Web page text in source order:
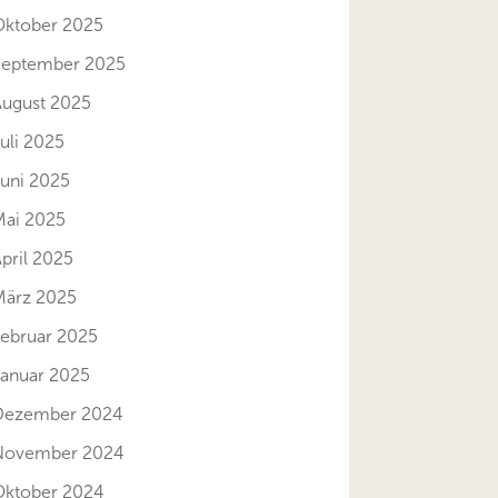
2025
2025
2025
2025
2025
2025
2025
2025
2025
2025
2024
2024
2024